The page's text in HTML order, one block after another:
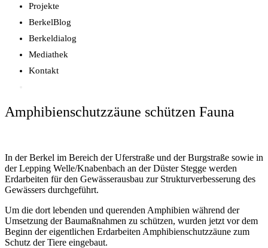
Projekte
BerkelBlog
Berkeldialog
Mediathek
Kontakt
Amphibienschutzzäune schützen Fauna
In der Berkel im Bereich der Uferstraße und der Burgstraße sowie in
der Lepping Welle/Knabenbach an der Düster Stegge werden
Erdarbeiten für den Gewässerausbau zur Strukturverbesserung des
Gewässers durchgeführt.
Um die dort lebenden und querenden Amphibien während der
Umsetzung der Baumaßnahmen zu schützen, wurden jetzt vor dem
Beginn der eigentlichen Erdarbeiten Amphibienschutzzäune zum
Schutz der Tiere eingebaut.